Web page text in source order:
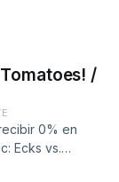
Tomatoes! /
0% en
Ecks vs.
pero…